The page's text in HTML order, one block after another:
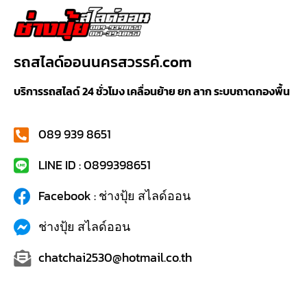
รถสไลด์ออนนครสวรรค์.com
บริการรถสไลด์ 24 ชั่วโมง เคลื่อนย้าย ยก ลาก ระบบถาดกองพื้น
089 939 8651
LINE ID : 0899398651
Facebook : ช่างปุ้ย สไลด์ออน
ช่างปุ้ย สไลด์ออน
chatchai2530@hotmail.co.th